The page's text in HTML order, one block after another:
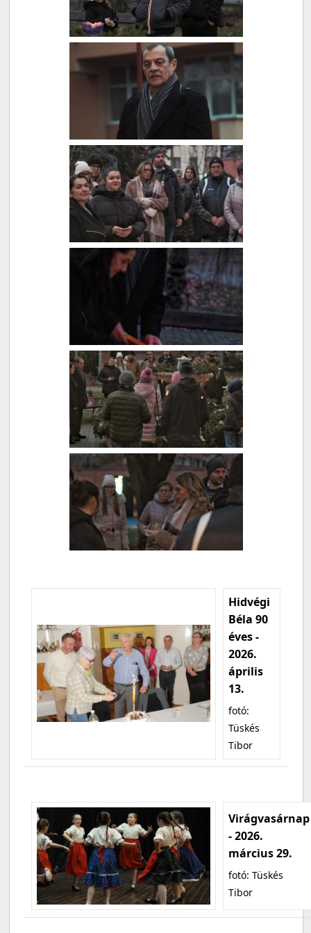
Hidvégi
Béla 90
éves -
2026.
április
13.
fotó:
Tüskés
Tibor
Virágvasárnap
- 2026.
március 29.
fotó: Tüskés
Tibor